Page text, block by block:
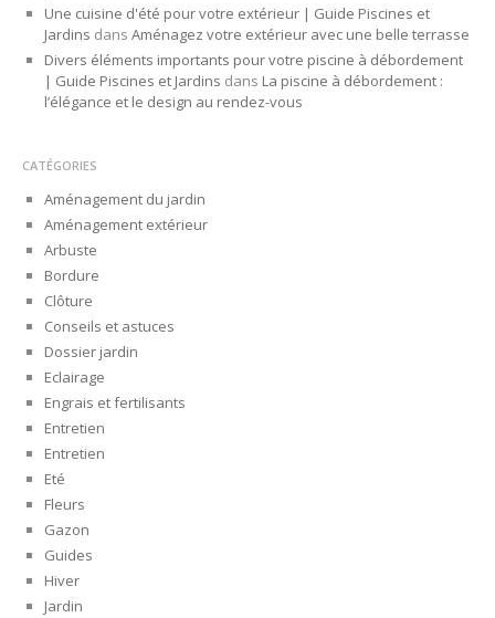
Une cuisine d'été pour votre extérieur | Guide Piscines et
Jardins dans Aménagez votre extérieur avec une belle terrasse
Divers éléments importants pour votre piscine à débordement
| Guide Piscines et Jardins dans La piscine à débordement :
l’élégance et le design au rendez-vous
CATÉGORIES
Aménagement du jardin
Aménagement extérieur
Arbuste
Bordure
Clôture
Conseils et astuces
Dossier jardin
Eclairage
Engrais et fertilisants
Entretien
Entretien
Eté
Fleurs
Gazon
Guides
Hiver
Jardin